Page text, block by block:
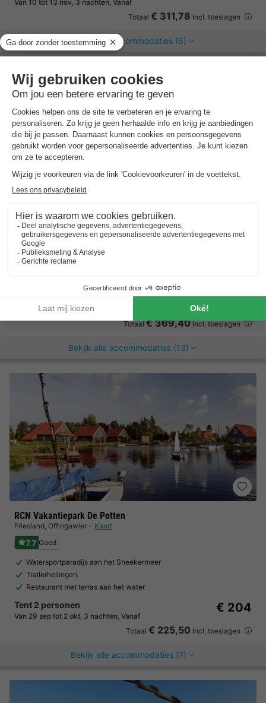
Van 10 tot 13 nov, 3 nachten, Vanaf
Totaal € 311,78 incl. toeslagen
Bekijk alle accommodaties (6)
Friesland ,Hollum Kaart
8.2 Zeer goed
Familiepark
Chalet 4 personen
Van 17 tot 20 nov, 3 nachten, Vanaf
€ 310
Totaal € 369,40 incl. toeslagen
Bekijk alle accommodaties (13)
RCN Vakantiepark De Potten
Friesland, Offingawier Kaart
7.7 Goed
Watersportparadijs aan het Sneekermeer
Trailerhellingen
Restaurant met terras aan het water
Tent 2 personen
Van 29 sep tot 2 okt, 3 nachten, Vanaf
€ 204
Totaal € 225,50 incl. toeslagen
Bekijk alle accommodaties (7)